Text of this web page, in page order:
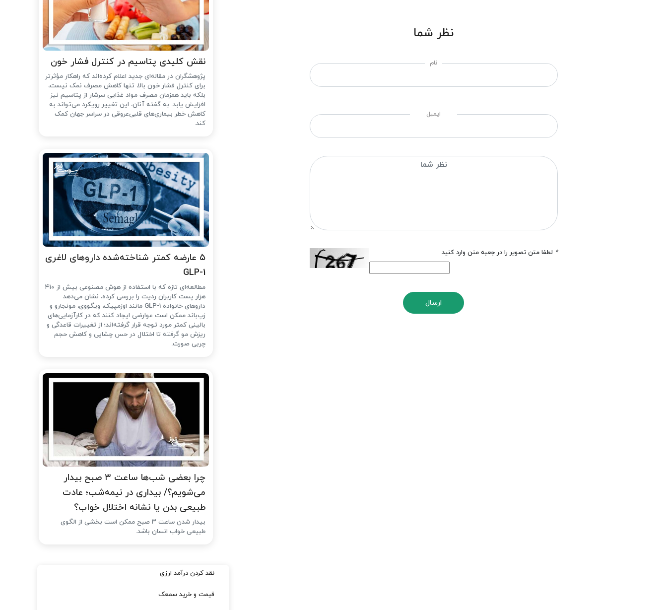
نظر شما
نام
ایمیل
* لطفا متن تصویر را در جعبه متن وارد کنید
ارسال
نقش کلیدی پتاسیم در کنترل فشار خون
پژوهشگران در مقاله‌ای جدید اعلام کرده‌اند که راهکار مؤثرتر
برای کنترل فشار خون بالا، تنها کاهش مصرف نمک نیست،
بلکه باید همزمان مصرف مواد غذایی سرشار از پتاسیم نیز
افزایش یابد. به گفته آنان، این تغییر رویکرد می‌تواند به
کاهش خطر بیماری‌های قلبی‌عروقی در سراسر جهان کمک
کند.
۵ عارضه کمتر شناخته‌شده داروهای لاغری
GLP-1
مطالعه‌ای تازه که با استفاده از هوش مصنوعی بیش از ۴۱۰
هزار پست کاربران ردیت را بررسی کرده، نشان می‌دهد
داروهای خانواده GLP-1 مانند اوزمپیک، ویگووی، مونجارو و
زپ‌باند ممکن است عوارضی ایجاد کنند که در کارآزمایی‌های
بالینی کمتر مورد توجه قرار گرفته‌اند؛ از تغییرات قاعدگی و
ریزش مو گرفته تا اختلال در حس چشایی و کاهش حجم
چربی صورت.
چرا بعضی شب‌ها ساعت ۳ صبح بیدار
می‌شویم؟/ بیداری در نیمه‌شب؛ عادت
طبیعی بدن یا نشانه اختلال خواب؟
بیدار شدن ساعت ۳ صبح ممکن است بخشی از الگوی
طبیعی خواب انسان باشد.
نقد کردن درآمد ارزی
قیمت و خرید سمعک